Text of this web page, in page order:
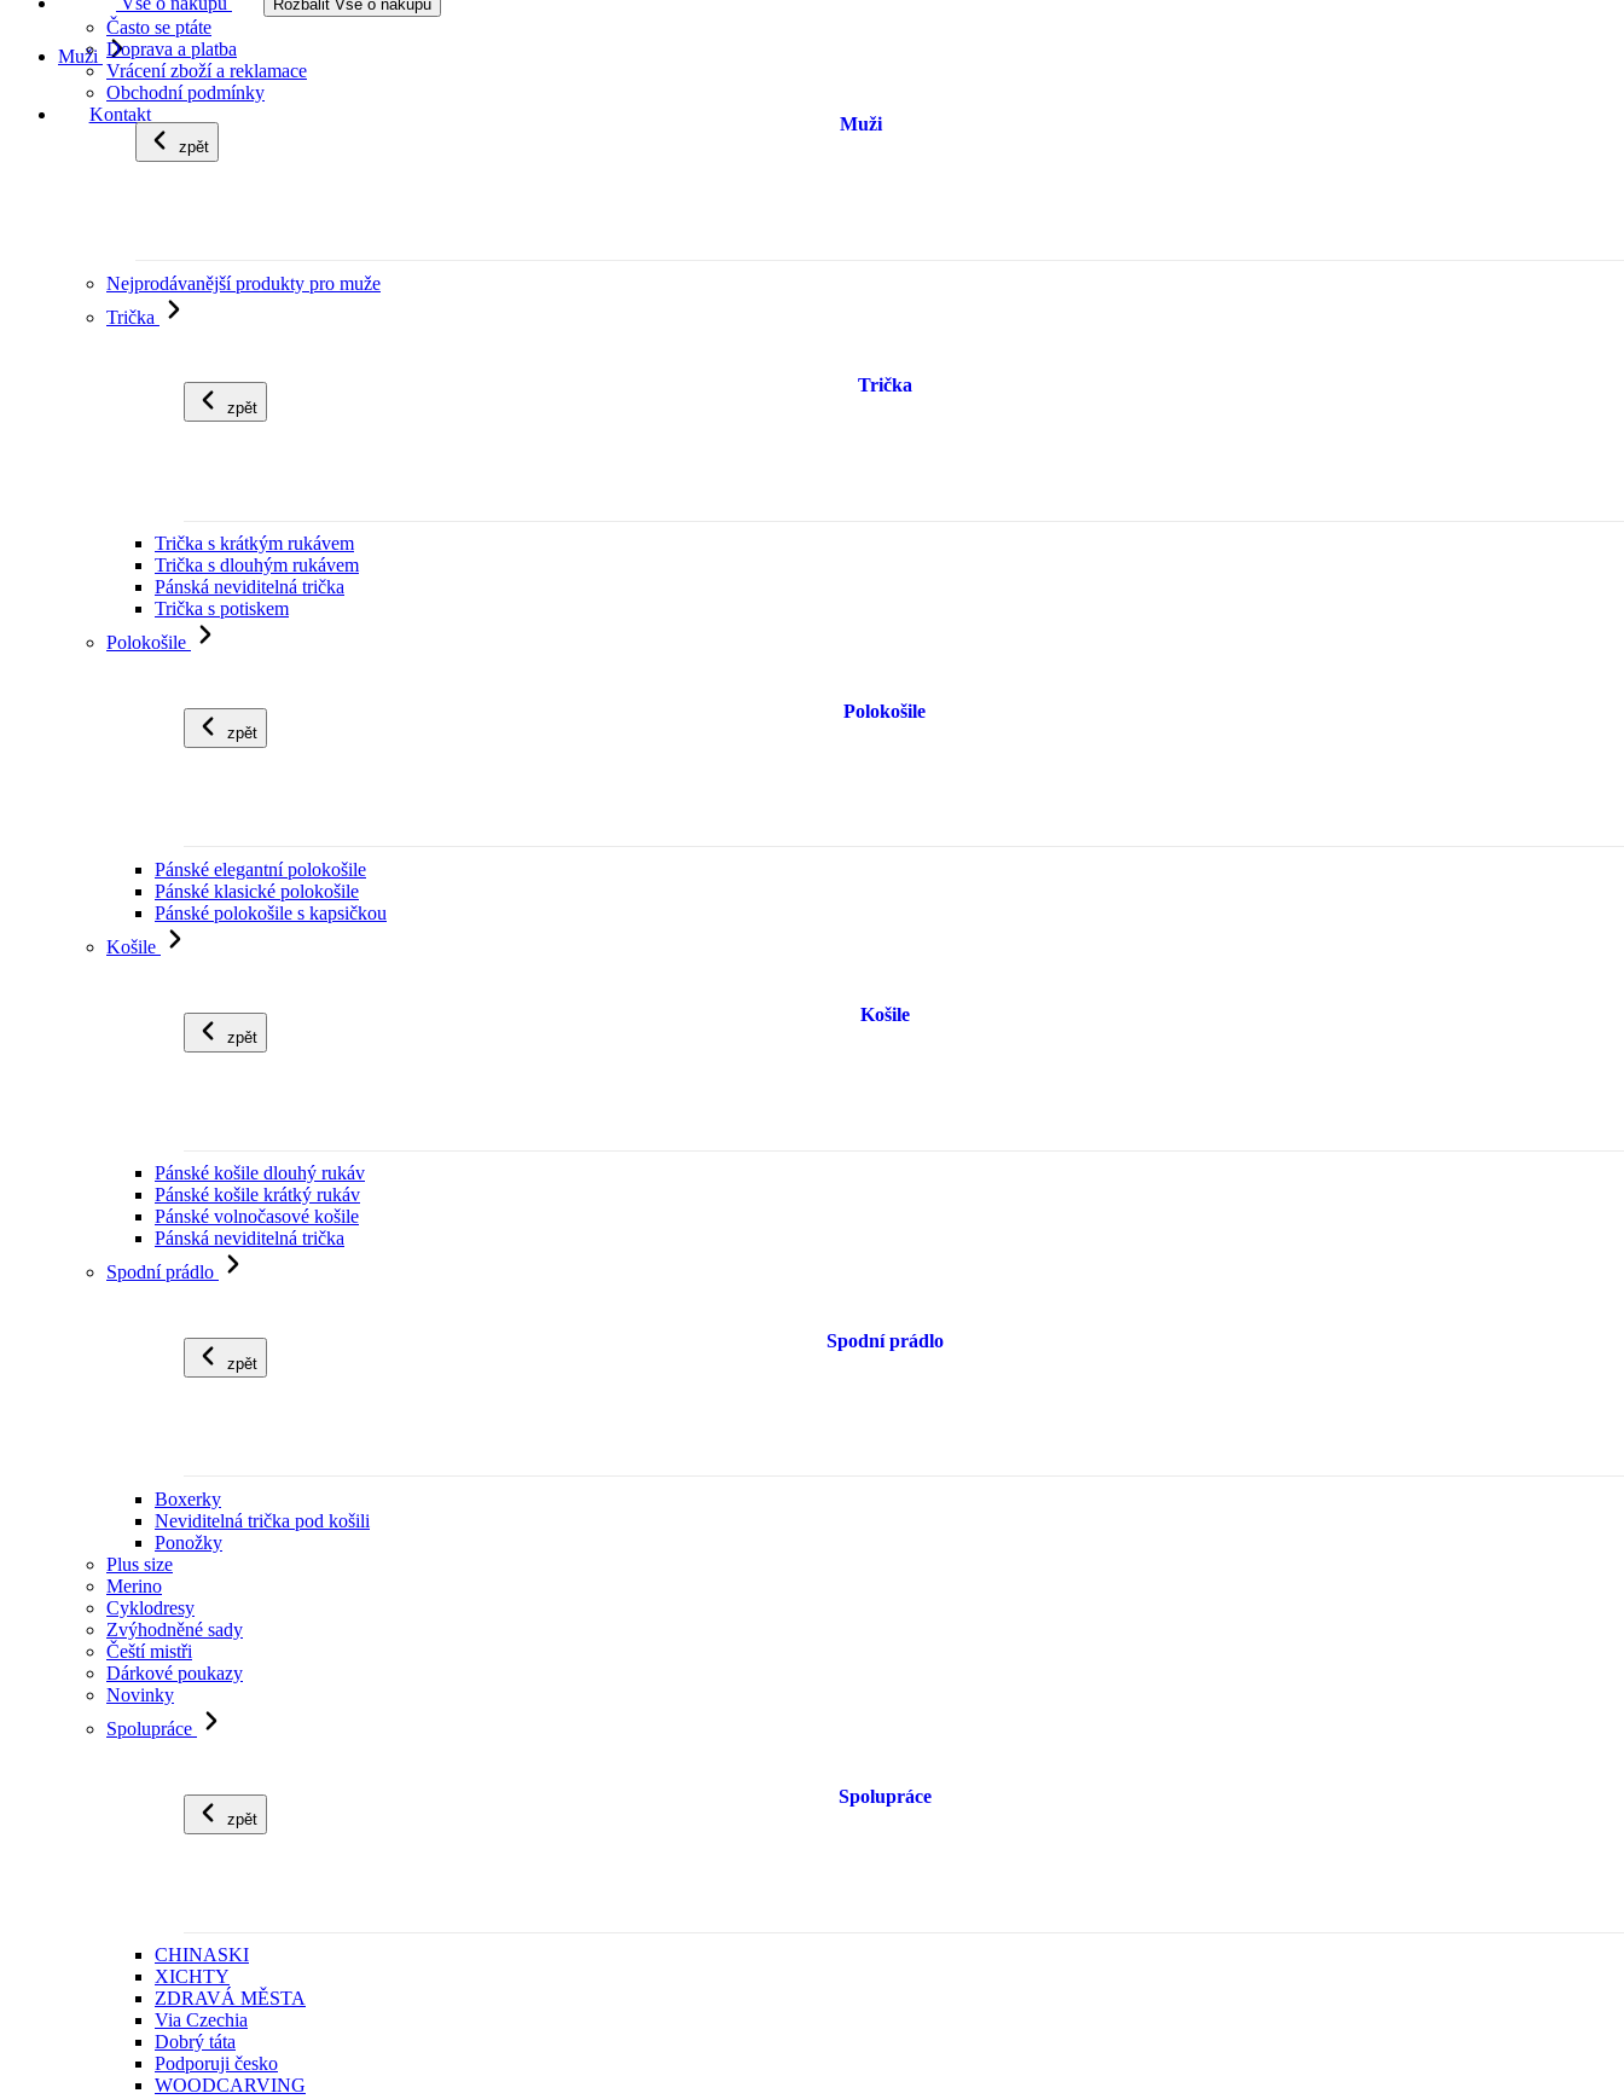
Rozbalit Vše o nákupu
Často se ptáte
Doprava a platba
Vrácení zboží a reklamace
Obchodní podmínky
Kontakt
Muži
zpět
Muži
Nejprodávanější produkty pro muže
Trička
zpět
Trička
Trička s krátkým rukávem
Trička s dlouhým rukávem
Pánská neviditelná trička
Trička s potiskem
Polokošile
zpět
Polokošile
Pánské elegantní polokošile
Pánské klasické polokošile
Pánské polokošile s kapsičkou
Košile
zpět
Košile
Pánské košile dlouhý rukáv
Pánské košile krátký rukáv
Pánské volnočasové košile
Pánská neviditelná trička
Spodní prádlo
zpět
Spodní prádlo
Boxerky
Neviditelná trička pod košili
Ponožky
Plus size
Merino
Cyklodresy
Zvýhodněné sady
Čeští mistři
Dárkové poukazy
Novinky
Spolupráce
zpět
Spolupráce
CHINASKI
XICHTY
ZDRAVÁ MĚSTA
Via Czechia
Dobrý táta
Podporuji česko
WOODCARVING